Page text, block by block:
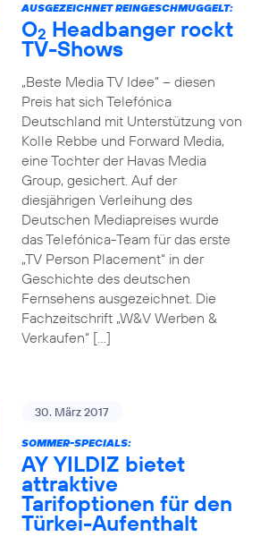
AUSGEZEICHNET REINGESCHMUGGELT:
O2 Headbanger rockt
TV-Shows
„Beste Media TV Idee“ – diesen
Preis hat sich Telefónica
Deutschland mit Unterstützung von
Kolle Rebbe und Forward Media,
eine Tochter der Havas Media
Group, gesichert. Auf der
diesjährigen Verleihung des
Deutschen Mediapreises wurde
das Telefónica-Team für das erste
„TV Person Placement“ in der
Geschichte des deutschen
Fernsehens ausgezeichnet. Die
Fachzeitschrift „W&V Werben &
Verkaufen“ […]
30. März 2017
SOMMER-SPECIALS:
AY YILDIZ bietet
attraktive
Tarifoptionen für den
Türkei-Aufenthalt